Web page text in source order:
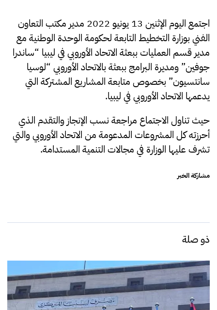
اجتمع اليوم الإثنين 13 يونيو 2022 مدير مكتب التعاون
الفني بوزارة التخطيط التابعة لحكومة الوحدة الوطنية مع
مدير قسم العمليات ببعثة الاتحاد الأوروبي في ليبيا “ساندرا
جوفين” ومديرة البرامج ببعثة بالاتحاد الأوروبي “لوسيا
سانتسيون” بخصوص متابعة المشاريع المشتركة التي
يدعمها الاتحاد الأوروبي في ليبيا.
حيث تناول الاجتماع مراجعة نسب الإنجاز والتقدم الذي
أحرزته كل المشروعات المدعومة من الاتحاد الأوروبي والتي
تشرف عليها الوزارة في مجالات التنمية المستدامة.
مشاركة الخبر
ذو صلة